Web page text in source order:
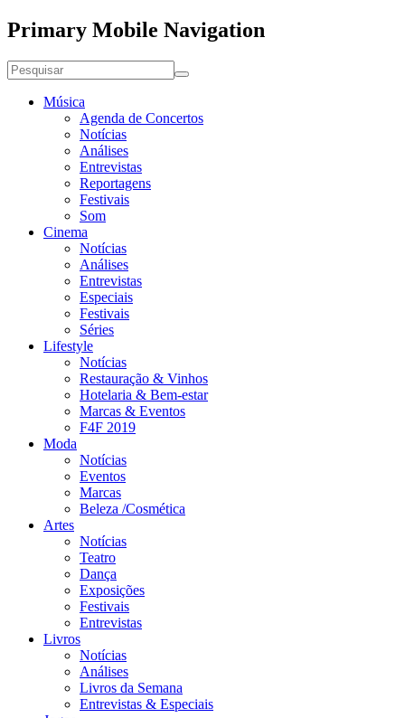
Primary Mobile Navigation
Música
Agenda de Concertos
Notícias
Análises
Entrevistas
Reportagens
Festivais
Som
Cinema
Notícias
Análises
Entrevistas
Especiais
Festivais
Séries
Lifestyle
Notícias
Restauração & Vinhos
Hotelaria & Bem-estar
Marcas & Eventos
F4F 2019
Moda
Notícias
Eventos
Marcas
Beleza /Cosmética
Artes
Notícias
Teatro
Dança
Exposições
Festivais
Entrevistas
Livros
Notícias
Análises
Livros da Semana
Entrevistas & Especiais